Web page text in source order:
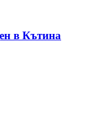
в Кътина